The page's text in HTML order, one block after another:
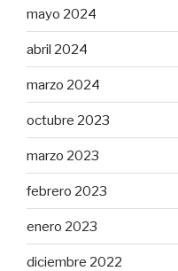
mayo 2024
abril 2024
marzo 2024
octubre 2023
marzo 2023
febrero 2023
enero 2023
diciembre 2022